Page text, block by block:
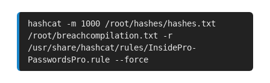
hashcat -m 1000 /root/hashes/hashes.txt
/root/breachcompilation.txt -r
/usr/share/hashcat/rules/InsidePro-
PasswordsPro.rule --force